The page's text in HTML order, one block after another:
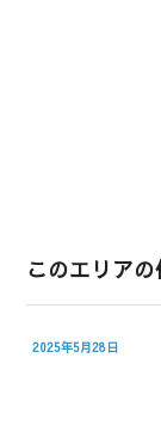
このエリア
2025年5月28日